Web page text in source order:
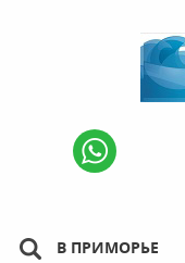
В ПРИМОРЬЕ